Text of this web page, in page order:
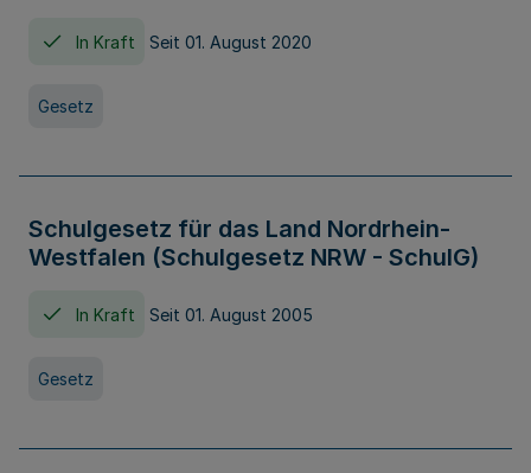
In Kraft Seit 01. August 2020
Gesetz
Schulgesetz für das Land Nordrhein-
Westfalen (Schulgesetz NRW - SchulG)
In Kraft Seit 01. August 2005
Gesetz